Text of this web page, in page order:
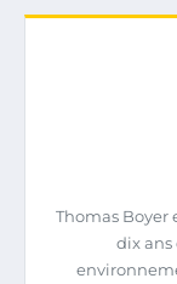
Thomas Boyer
dix ans